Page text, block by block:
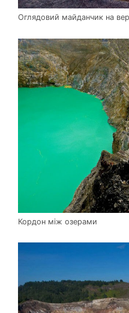
Оглядовий майданчик на
Кордон між озерами